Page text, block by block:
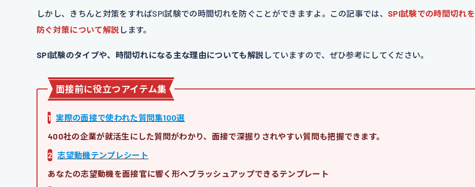
しかし、きちんと対策をすればSPI試験での時間切れを防ぐことができますよ。この記事では、 SPI試験での時間切れを
防ぐ対策について解説 します。
SPI試験のタイプや、時間切れになる主な理由についても解説 していますので、ぜひ参考にしてください。
面接前に役立つアイテム集
1 実際の面接で使われた質問集100選
400社の企業が就活生にした質問がわかり、面接で深掘りされやすい質問も把握できます。
2 志望動機テンプレシート
あなたの志望動機を面接官に響く形へブラッシュアップできるテンプレート